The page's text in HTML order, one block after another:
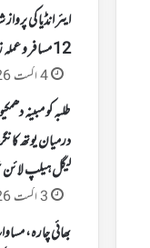
ایئر انڈیا کی
12 مسافر و عملہ زخمی
4 اگست 2026 - 17:26
طلبہ کو مبینہ
درمیان یوتھ
لیگل ہیلپ لائن
3 اگست 2026 - 17:04
بھائی چارہ،